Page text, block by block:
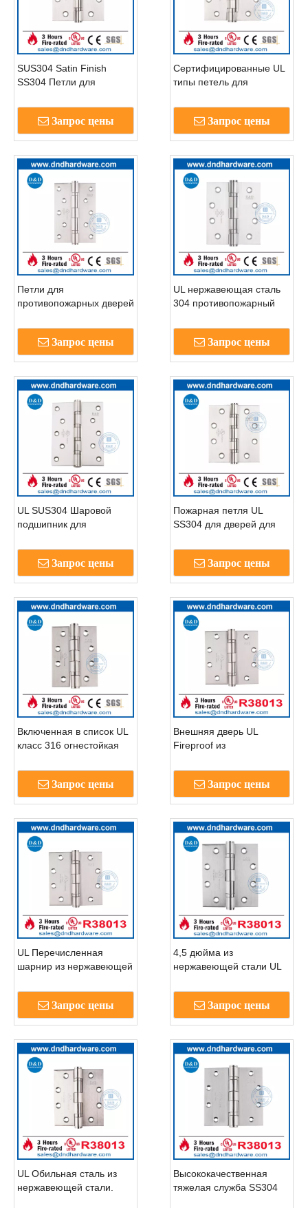
SUS304 Satin Finish
SS304 Петли для
с UL Listed-DDSS003-FR
Запрос цены
Сертифицированные UL
типы петель для
из нержавеющей стали
304 -DDSS004-FR
Запрос цены
Петли для
противопожарных дверей
304 UL для наружной
двери-DDSS005-FR
Запрос цены
UL нержавеющая сталь
304 противопожарный
для тяжелых условий
эксплуатации-DDSS006-
FR
Запрос цены
UL SUS304 Шаровой
подшипник для
деревянных дверных
петель-DDSS007-FR
Запрос цены
Пожарная петля UL
SS304 для дверей для
эксплуатации-DDSS008-
Запрос цены
Включенная в список UL
класс 316 огнестойкая
деревянной двери-
DDSS001-FR-4X3X3
Запрос цены
Внешняя дверь UL
Fireproof из
поставщик DDSSSS002-
FR-4.5x4,5x3,0
Запрос цены
UL Перечисленная
шарнир из нержавеющей
Market-DDSSS002-FR-
4.5x4,5x3,4Запрос цены
4,5 дюйма из
нержавеющей стали UL
пожарной дверь-
DDSSSSS002-FR-
4.5x4x3.0
Запрос цены
UL Обильная сталь из
нержавеющей стали.
Высококачественная
тяжелая служба SS304